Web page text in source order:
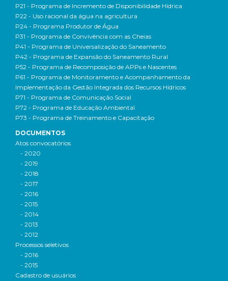
P21 - Programa de Incremento de Disponibilidade Hídrica
P22 - Uso racional da água na agricultura
P24 - Programa Produtor de Água
P31 - Programa de Convivência com as Cheias
P41 - Programa de Universalização do Saneamento
P42 - Programa de Expansão do Saneamento Rural
P52 - Programa de Recomposição de APPs e Nascentes
P61 - Programa de Monitoramento e Acompanhamento da
Implementação da Gestão Integrada dos Recursos Hídricos
P71 - Programa de Comunicação Social
P72 - Programa de Educação Ambiental
P73 - Programa de Treinamento e Capacitação
DOCUMENTOS
Atos convocatórios
- 2020
- 2019
- 2018
- 2017
- 2016
- 2015
- 2014
- 2013
- 2012
Processos seletivos
- 2016
- 2015
Cadastro de usuários